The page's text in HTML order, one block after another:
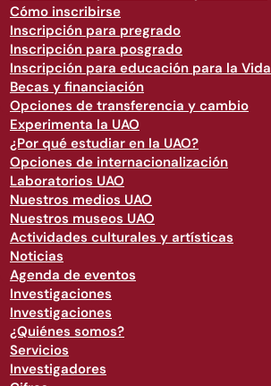
Cómo inscribirse
Inscripción para pregrado
Inscripción para posgrado
Inscripción para educación para la Vida
Becas y financiación
Opciones de transferencia y cambio
Experimenta la UAO
¿Por qué estudiar en la UAO?
Opciones de internacionalización
Laboratorios UAO
Nuestros medios UAO
Nuestros museos UAO
Actividades culturales y artísticas
Noticias
Agenda de eventos
Investigaciones
Investigaciones
¿Quiénes somos?
Servicios
Investigadores